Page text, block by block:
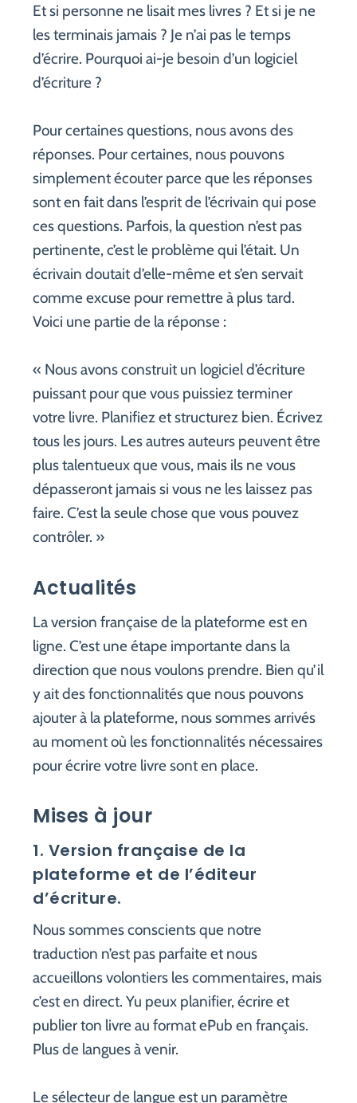
Et si personne ne lisait mes livres ? Et si je ne
les terminais jamais ? Je n’ai pas le temps
d’écrire. Pourquoi ai-je besoin d’un logiciel
d’écriture ?
Pour certaines questions, nous avons des
réponses. Pour certaines, nous pouvons
simplement écouter parce que les réponses
sont en fait dans l’esprit de l’écrivain qui pose
ces questions. Parfois, la question n’est pas
pertinente, c’est le problème qui l’était. Un
écrivain doutait d’elle-même et s’en servait
comme excuse pour remettre à plus tard.
Voici une partie de la réponse :
« Nous avons construit un logiciel d’écriture
puissant pour que vous puissiez terminer
votre livre. Planifiez et structurez bien. Écrivez
tous les jours. Les autres auteurs peuvent être
plus talentueux que vous, mais ils ne vous
dépasseront jamais si vous ne les laissez pas
faire. C’est la seule chose que vous pouvez
contrôler. »
Actualités
La version française de la plateforme est en
ligne. C’est une étape importante dans la
direction que nous voulons prendre. Bien qu’il
y ait des fonctionnalités que nous pouvons
ajouter à la plateforme, nous sommes arrivés
au moment où les fonctionnalités nécessaires
pour écrire votre livre sont en place.
Mises à jour
1. Version française de la
plateforme et de l’éditeur
d’écriture.
Nous sommes conscients que notre
traduction n’est pas parfaite et nous
accueillons volontiers les commentaires, mais
c’est en direct. Yu peux planifier, écrire et
publier ton livre au format ePub en français.
Plus de langues à venir.
Le sélecteur de langue est un paramètre